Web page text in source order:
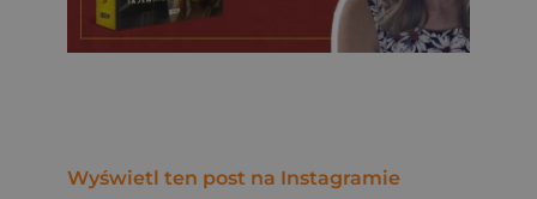
Wyświetl ten post na Instagramie